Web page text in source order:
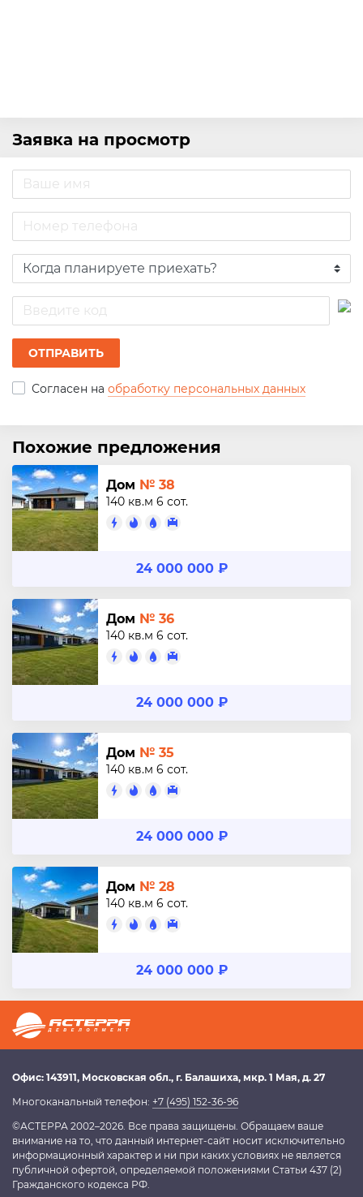
Заявка на просмотр
ОТПРАВИТЬ
Согласен на обработку персональных данных
Похожие предложения
Дом № 38
140 кв.м 6 сот.
24 000 000 ₽
Дом № 36
140 кв.м 6 сот.
24 000 000 ₽
Дом № 35
140 кв.м 6 сот.
24 000 000 ₽
Дом № 28
140 кв.м 6 сот.
24 000 000 ₽
Офис: 143911, Московская обл., г. Балашиха, мкр. 1 Мая, д. 27
Многоканальный телефон: +7 (495) 152-36-96
©АСТЕРРА 2002–2026. Все права защищены. Обращаем ваше
внимание на то, что данный интернет-сайт носит исключительно
информационный характер и ни при каких условиях не является
публичной офертой, определяемой положениями Статьи 437 (2)
Гражданского кодекса РФ.